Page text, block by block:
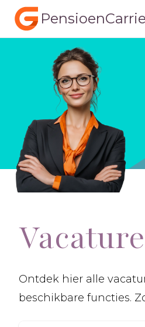
Ontdek hier alle
beschikbare functies.